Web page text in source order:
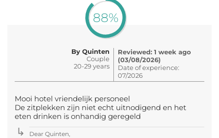
88%
By Quinten
Couple
20-29 years
Reviewed: 1 week ago
(03/08/2026)
Date of experience:
07/2026
Mooi hotel vriendelijk personeel
De zitplekken zijn niet echt uitnodigend en het
eten drinken is onhandig geregeld
Dear Quinten,